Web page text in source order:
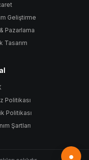
Geliştirme
Pazarlama
Tasarım
Politikası
Politikası
Şartları
●